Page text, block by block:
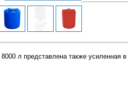
8000 л представлена также усиленная